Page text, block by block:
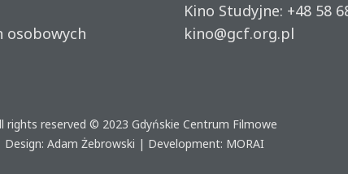
osobowych
Kino Studyjne: +48 58
kino@gcf.org.pl
rights reserved © 2023 Gdyńskie Centrum Filmowe
Design: Adam Żebrowski | Development: MORAI